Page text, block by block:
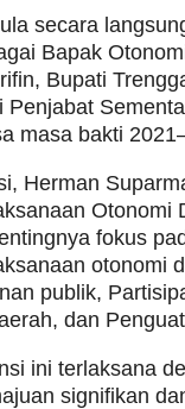
secara
Bapak
Bupati
Penjabat
masa bakti
Herman
Otonomi
fokus
otonomi
publik,
dan
ini terlaksana
signifikan